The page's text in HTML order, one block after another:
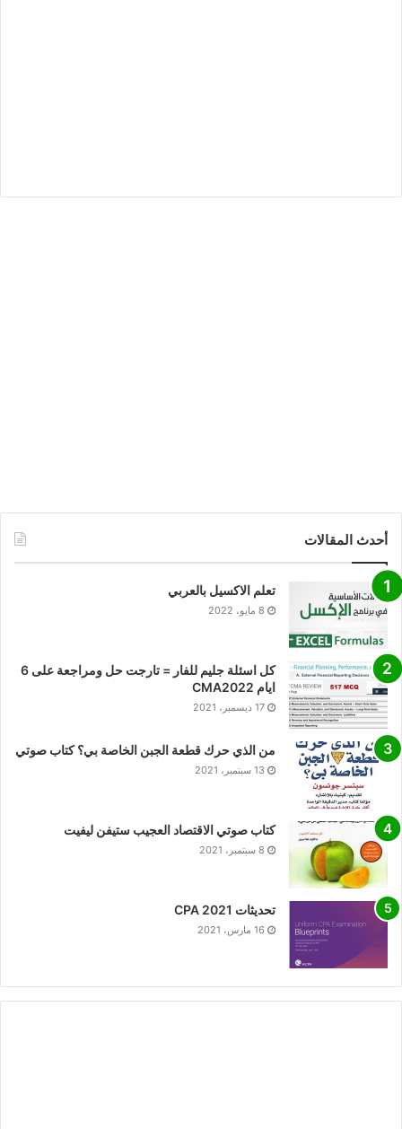
أحدث المقالات
تعلم الاكسيل بالعربي
8 مايو، 2022
كل اسئلة جليم للفار = تارجت حل ومراجعة على 6
ايام CMA2022
17 ديسمبر، 2021
من الذي حرك قطعة الجبن الخاصة بي؟ كتاب صوتي
13 سبتمبر، 2021
كتاب صوتي الاقتصاد العجيب ستيفن ليفيت
8 سبتمبر، 2021
تحديثات CPA 2021
16 مارس، 2021